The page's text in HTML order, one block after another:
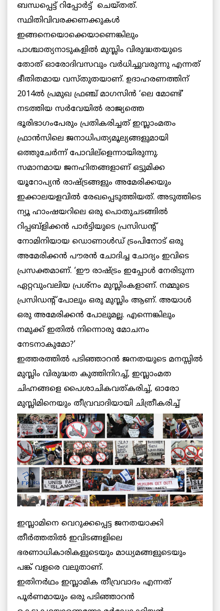
ബന്ധപ്പെട്ട് റിപ്പോര്‍ട്ട് ചെയ്തത്.
സ്ഥിതിവിവരക്കണക്കുകള്‍
ഇങ്ങനെയൊക്കെയാണെങ്കിലും
പാശ്ചാത്യനാടുകളില്‍ മുസ്ലിം വിരുദ്ധതയുടെ
തോത് ഓരോദിവസവും വര്‍ധിച്ചുവരുന്നു എന്നത്
ഭീതിതമായ വസ്തുതയാണ്. ഉദാഹരണത്തിന്
2014ല്‍ പ്രമുഖ ഫ്രഞ്ച് മാഗസിന്‍ ‘ലെ മോണ്ട്’
നടത്തിയ സര്‍വേയില്‍ രാജ്യത്തെ
ഭൂരിഭാഗംപേരും പ്രതികരിച്ചത് ഇസ്ലാംമതം
ഫ്രാന്‍സിലെ ജനാധിപത്യമൂല്യങ്ങളുമായി
ഒത്തുചേര്‍ന്ന് പോവില്ളെന്നായിരുന്നു.
സമാനമായ ജനഹിതങ്ങളാണ് ഒട്ടുമിക്ക
യൂറോപ്യന്‍ രാഷ്ട്രങ്ങളും അമേരിക്കയും
ഇക്കാലയളവില്‍ രേഖപ്പെടുത്തിയത്. അടുത്തിടെ
ന്യൂ ഹാംഷയറിലെ ഒരു പൊതുചടങ്ങില്‍
റിപ്പബ്ളിക്കന്‍ പാര്‍ട്ടിയുടെ പ്രസിഡന്‍റ്
നോമിനിയായ ഡൊണാള്‍ഡ് ട്രംപിനോട് ഒരു
അമേരിക്കന്‍ പൗരന്‍ ചോദിച്ച ചോദ്യം ഇവിടെ
പ്രസക്തമാണ്. ‘ഈ രാഷ്ട്രം ഇപ്പോള്‍ നേരിടുന്ന
ഏറ്റവുംവലിയ പ്രശ്നം മുസ്ലിംകളാണ്. നമ്മുടെ
പ്രസിഡന്‍റ് പോലും ഒരു മുസ്ലിം ആണ്. അയാള്‍
ഒരു അമേരിക്കന്‍ പോലുമല്ല. എന്നെങ്കിലും
നമുക്ക് ഇതില്‍ നിന്നൊരു മോചനം
നേടനാകുമോ?’
ഇത്തരത്തില്‍ പടിഞ്ഞാറന്‍ ജനതയുടെ മനസ്സില്‍
മുസ്ലിം വിരുദ്ധത കുത്തിനിറച്ച്, ഇസ്ലാംമത
ചിഹ്നങ്ങളെ പൈശാചികവത്കരിച്ച്, ഓരോ
മുസ്ലിമിനെയും തീവ്രവാദിയായി ചിത്രീകരിച്ച്
ഇസ്ലാമിനെ വെറുക്കപ്പെട്ട ജനതയാക്കി
തീര്‍ത്തതില്‍ ഇവിടങ്ങളിലെ
ഭരണാധികാരികളുടെയും മാധ്യമങ്ങളുടെയും
പങ്ക് വളരെ വലുതാണ്.
ഇതിനര്‍ഥം ഇസ്ലാമിക തീവ്രവാദം എന്നത്
പൂര്‍ണമായും ഒരു പടിഞ്ഞാറന്‍